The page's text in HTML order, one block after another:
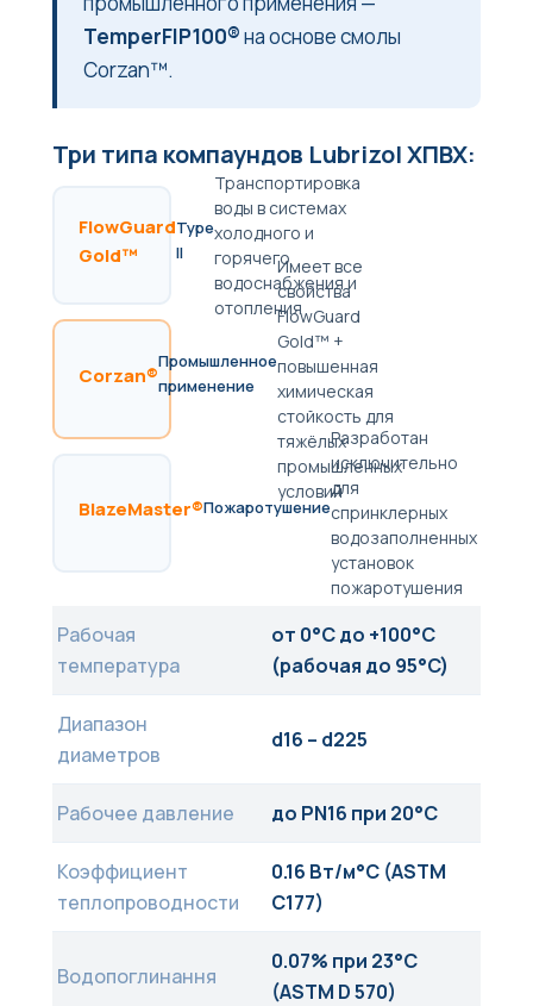
TemperFIP100®на основе смолы
Corzan™.
Три типа компаундов Lubrizol ХПВХ:
FlowGuard
Gold™
Type
II
Транспортировка
воды в системах
холодного и
горячего
водоснабжения и
отопления
Corzan®
Промышленное
применение
Имеет все
свойства
FlowGuard
Gold™ +
повышенная
химическая
стойкость для
тяжёлых
промышленных
условий
BlazeMaster®Пожаротушение
Разработан
исключительно
для
спринклерных
водозаполненных
установок
пожаротушения
Рабочая
температура
от 0°C до +100°C
(рабочая до 95°C)
Диапазон
диаметров
d16 – d225
Рабочее давление до PN16 при 20°C
Коэффициент
теплопроводности
0.16 Вт/м°C (ASTM
C177)
Водопоглинання
0.07% при 23°C
(ASTM D 570)